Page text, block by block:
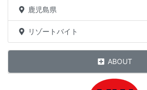
鹿児島県
リゾートバイト
ABOUT